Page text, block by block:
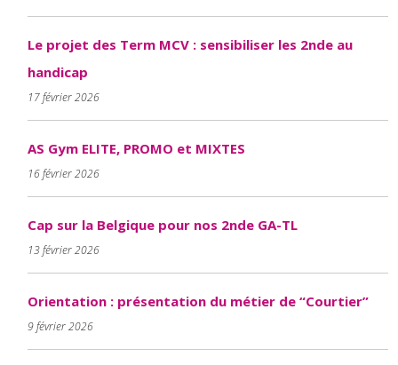
Le projet des Term MCV : sensibiliser les 2nde au
handicap
17 février 2026
AS Gym ELITE, PROMO et MIXTES
16 février 2026
Cap sur la Belgique pour nos 2nde GA-TL
13 février 2026
Orientation : présentation du métier de “Courtier”
9 février 2026